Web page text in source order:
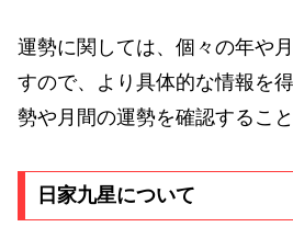
運勢に関しては、個々の年や
すので、より具体的な情報を
勢や月間の運勢を確認するこ
日家九星について